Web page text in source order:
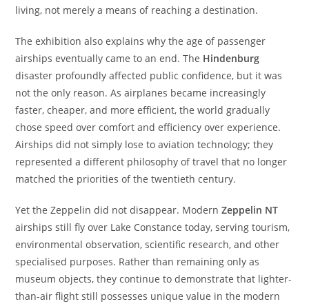
living, not merely a means of reaching a destination.
The exhibition also explains why the age of passenger
airships eventually came to an end. The Hindenburg
disaster profoundly affected public confidence, but it was
not the only reason. As airplanes became increasingly
faster, cheaper, and more efficient, the world gradually
chose speed over comfort and efficiency over experience.
Airships did not simply lose to aviation technology; they
represented a different philosophy of travel that no longer
matched the priorities of the twentieth century.
Yet the Zeppelin did not disappear. ModernZeppelin NT
airships still fly over Lake Constance today, serving tourism,
environmental observation, scientific research, and other
specialised purposes. Rather than remaining only as
museum objects, they continue to demonstrate that lighter-
than-air flight still possesses unique value in the modern